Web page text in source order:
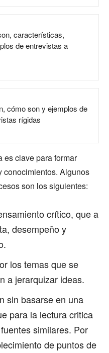
características,
de entrevistas a
cómo son y ejemplos de
rígidas
es clave para formar
conocimientos. Algunos
son los siguientes:
crítico, que a
desempeño y
los temas que se
a jerarquizar ideas.
sin basarse en una
para la lectura critica
similares. Por
de puntos de